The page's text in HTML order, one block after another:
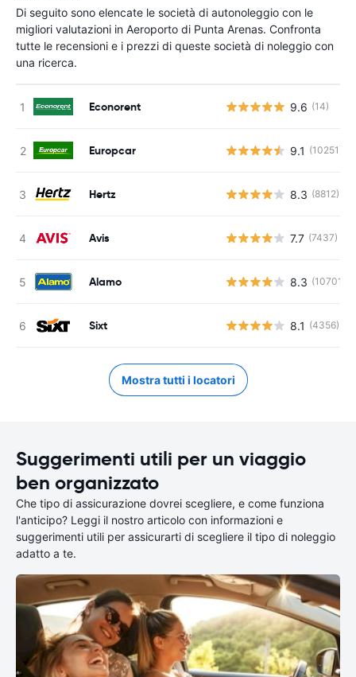
Di seguito sono elencate le società di autonoleggio con le
migliori valutazioni in Aeroporto di Punta Arenas. Confronta
tutte le recensioni e i prezzi di queste società di noleggio con
una ricerca.
Econorent 9.6 (14)
Europcar 9.1 (10251)
Hertz 8.3 (8812)
Avis 7.7 (7437)
Alamo 8.3 (10701)
Sixt 8.1 (4356)
Mostra tutti i locatori
Suggerimenti utili per un viaggio
ben organizzato
Che tipo di assicurazione dovrei scegliere, e come funziona
l'anticipo? Leggi il nostro articolo con informazioni e
suggerimenti utili per assicurarti di scegliere il tipo di noleggio
adatto a te.